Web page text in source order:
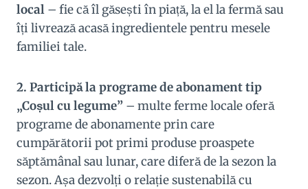
local – fie că îl găsești în piață, la el la fermă sau
îți livrează acasă ingredientele pentru mesele
familiei tale.
2. Participă la programe de abonament tip
„Coșul cu legume” – multe ferme locale oferă
programe de abonamente prin care
cumpărătorii pot primi produse proaspete
săptămânal sau lunar, care diferă de la sezon la
sezon. Așa dezvolți o relație sustenabilă cu